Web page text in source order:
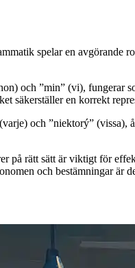
spelar en avgörande
och ”min” (vi),
säkerställer en korrekt
och ”niektorý”
på rätt sätt är viktigt för
och bestämningar är